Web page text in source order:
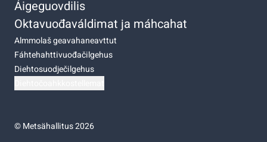
Áigeguovdilis
Oktavuođaváldimat ja máhcahat
Almmolaš geavahaneavttut
Fáhtehahttivuođačilgehus
Diehtosuodječilgehus
©Metsähallitus 2026